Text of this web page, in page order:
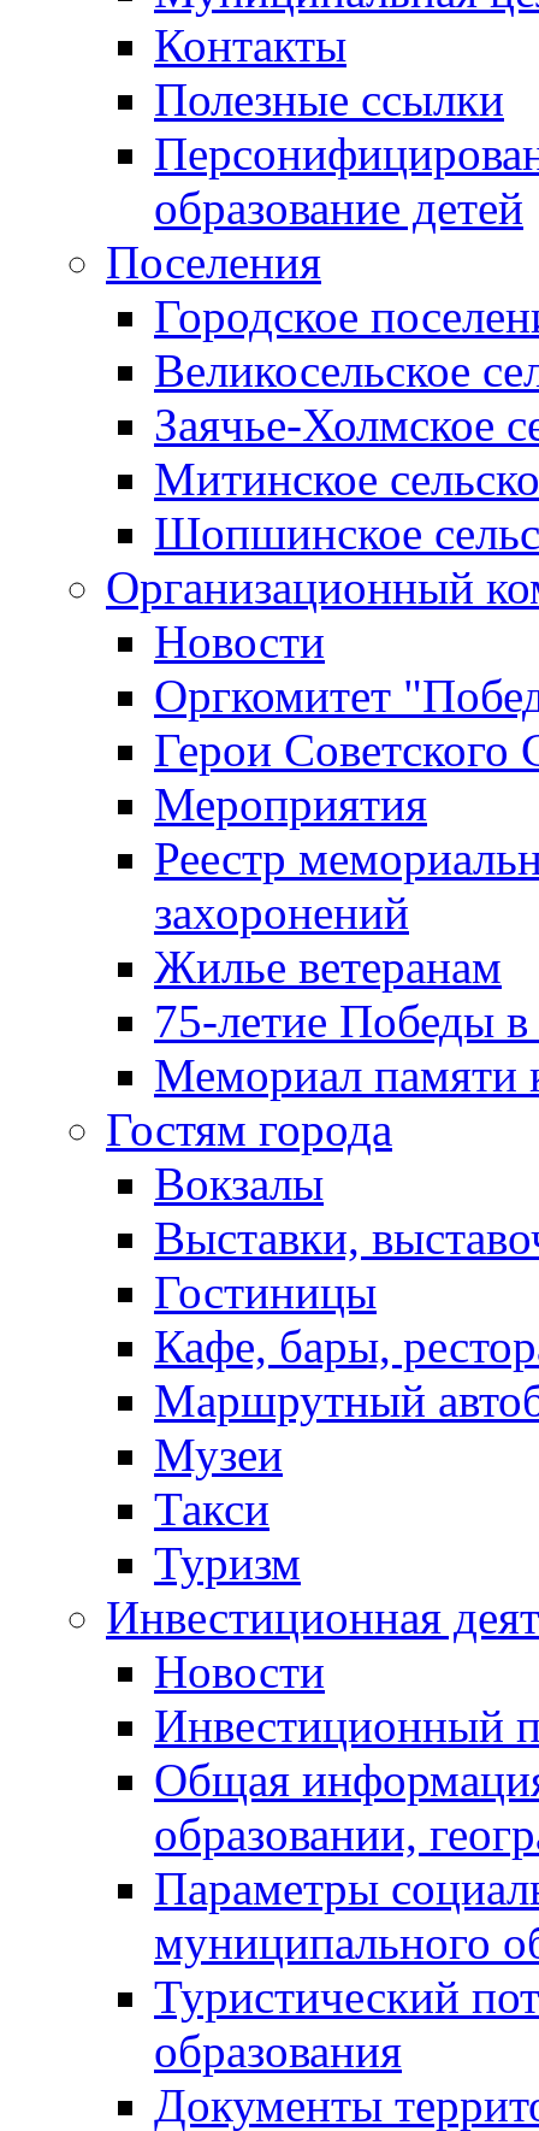
Контакты
Полезные ссылки
образование детей
Поселения
Городское
Великосельское
Заячье-Холмское
Митинское
Шопшинское
Организационный
Новости
Оргкомитет
Герои Советского
Мероприятия
Реестр
захоронений
Жилье ветеранам
75-летие Победы
Мемориал памяти
Гостям города
Вокзалы
Выставки,
Гостиницы
Кафе, бары,
Маршрутный
Музеи
Такси
Туризм
Инвестиционная
Новости
Инвестиционный
Общая
образовании,
Параметры
муниципального
Туристический
образования
Документы